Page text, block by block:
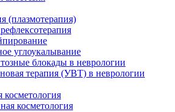
(плазмотерапия)
углоукалывание
блокады в неврологии
терапия (УВТ) в неврологии
косметология
косметология